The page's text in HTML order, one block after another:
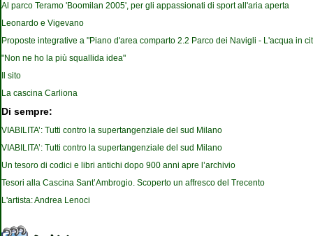
Al parco Teramo 'Boomilan 2005', per gli appassionati di sport all'aria aperta
Leonardo e Vigevano
Proposte integrative a "Piano d'area comparto 2.2 Parco dei Navigli - L'acqua in
"Non ne ho la più squallida idea"
Il sito
La cascina Carliona
Di sempre:
VIABILITA’: Tutti contro la supertangenziale del sud Milano
VIABILITA’: Tutti contro la supertangenziale del sud Milano
Un tesoro di codici e libri antichi dopo 900 anni apre l’archivio
Tesori alla Cascina Sant’Ambrogio. Scoperto un affresco del Trecento
L'artista: Andrea Lenoci